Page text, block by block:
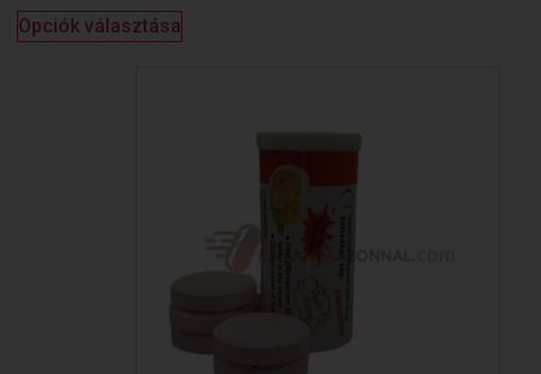
Opciók választása